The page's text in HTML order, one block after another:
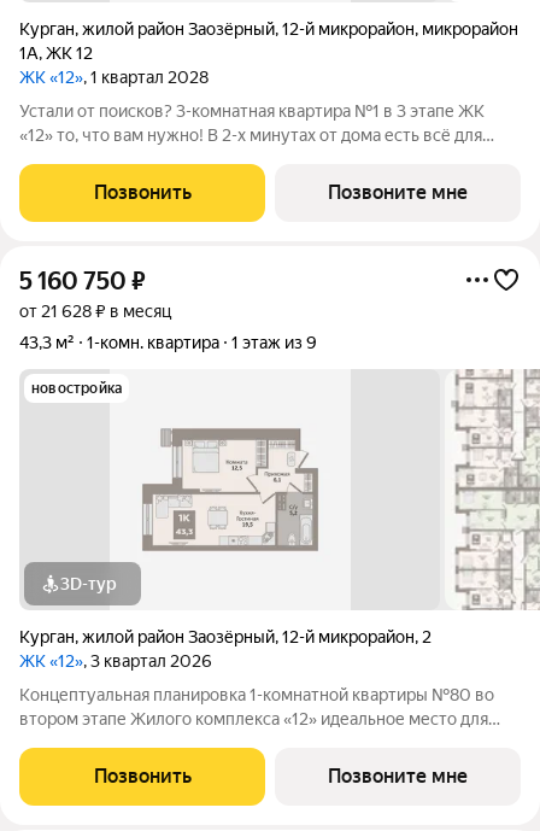
Курган,жилой район Заозёрный,12-й микрорайон, микрорайон
1А,ЖК 12
ЖК «12», 1 квартал 2028
Устали от поисков? 3-комнатная квартира №1 в 3 этапе ЖК
«12» то, что вам нужно! В 2-х минутах от дома есть всё для
выдачи, новый бассейн и Ледовый дворец. Общая площадь 76
м включает: -
Позвонить Позвоните мне
5 160 750 ₽
от 21 628 ₽ в месяц
43,3 м²
1-комн. квартира 1 этаж из 9
новостройка
3D-тур
Курган,жилой район Заозёрный,12-й микрорайон, 2
ЖК «12», 3 квартал 2026
Концептуальная планировка 1-комнатной квартиры №80 во
втором этапе Жилого комплекса «12» идеальное место для
просторная кухня-гостиная (19,5м2), ниша под встроенные
шкафы. В квартире высокие
Позвонить Позвоните мне